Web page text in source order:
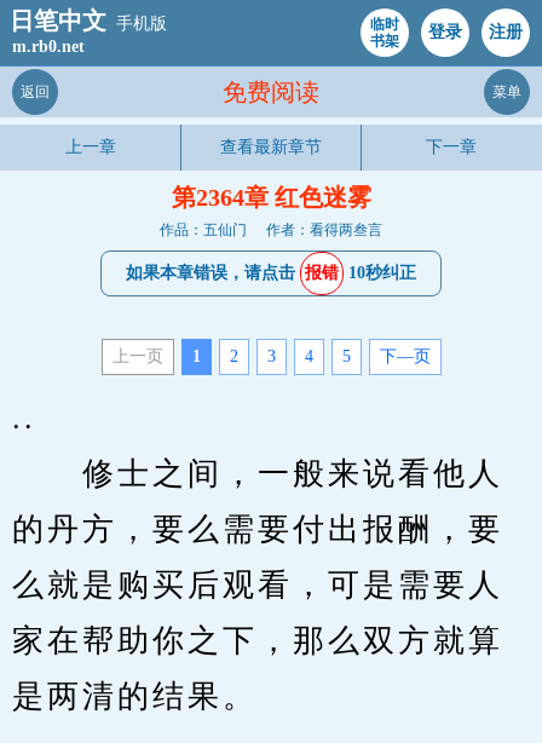
日笔中文 手机版
m.rb0.net
临时
书架
登录 注册
免费阅读
返回 菜单
上一章 查看最新章节 下一章
第2364章 红色迷雾
作品：五仙门 作者：看得两叁言
如果本章错误，请点击 报错 10秒纠正
上一页 1 2 3 4 5 下—页
..
修士之间，一般来说看他人
的丹方，要么需要付出报酬，要
么就是购买后观看，可是需要人
家在帮助你之下，那么双方就算
是两清的结果。